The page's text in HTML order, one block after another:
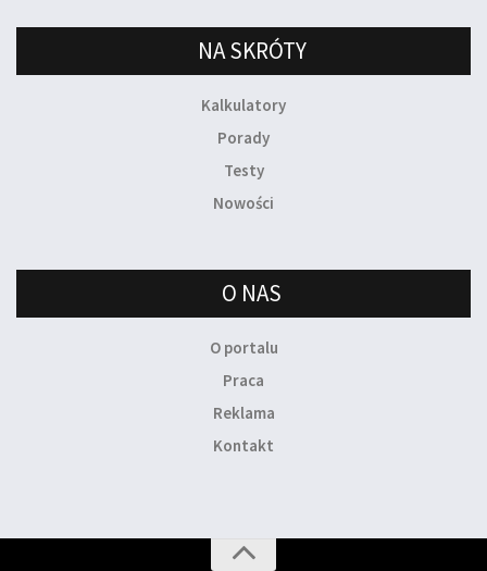
NA SKRÓTY
Kalkulatory
Porady
Testy
Nowości
O NAS
O portalu
Praca
Reklama
Kontakt